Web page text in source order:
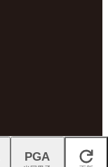
閉じる
PGA